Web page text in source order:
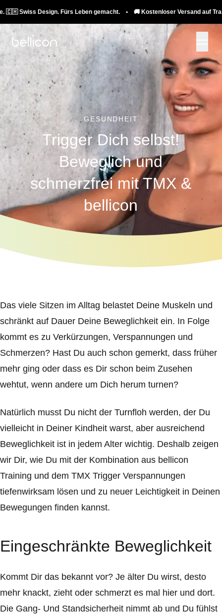
Fürs Leben gemacht. • 🚚 Kostenloser Versand auf
GESUNDHEIT
Trigger Dich selbst!
Beweglich und
schmerzfrei mit TMX &
bellicon
Das viele Sitzen im Alltag belastet Deine Muskeln und
schränkt auf Dauer Deine Beweglichkeit ein. In Folge
kommt es zu Verkürzungen, Verspannungen und
Schmerzen? Hast Du auch schon gemerkt, dass früher
mehr ging oder dass es Dir schon beim Zusehen
wehtut, wenn andere um Dich herum turnen?
Natürlich musst Du nicht der Turnfloh werden, der Du
vielleicht in Deiner Kindheit warst, aber ausreichend
Beweglichkeit ist in jedem Alter wichtig. Deshalb zeigen
wir Dir, wie Du mit der Kombination aus bellicon
Training und dem TMX Trigger Verspannungen
tiefenwirksam lösen und zu neuer Leichtigkeit in Deinen
Bewegungen finden kannst.
Eingeschränkte Beweglichkeit
Kommt Dir das bekannt vor? Je älter Du wirst, desto
mehr knackt, zieht oder schmerzt es mal hier und dort.
Die Gang- Und Standsicherheit nimmt ab und Du fühlst